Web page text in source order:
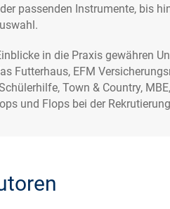
passenden Instrumente, bis
in die Praxis gewähren
Futterhaus, EFM
Town & Country,
und Flops bei der